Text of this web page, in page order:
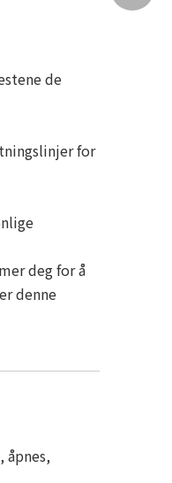
de
for
deg for å
denne
åpnes,